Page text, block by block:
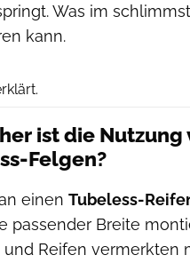
Was im
kann.
ist die Nutzung
Felgen?
einen Tubeless-
passender Breite
und Reifen vermerkten